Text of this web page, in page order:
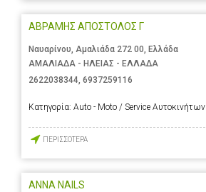
ΑΒΡΑΜΗΣ ΑΠΟΣΤΟΛΟΣ Γ
Ναυαρίνου, Αμαλιάδα 272 00, Ελλάδα
ΑΜΑΛΙΑΔΑ - ΗΛΕΙΑΣ - ΕΛΛΑΔΑ
2622038344 6937259116
Κατηγορία: Auto - Moto / Service Αυτοκινήτων
ΠΕΡΙΣΣΟΤΕΡΑ
ANNA NAILS